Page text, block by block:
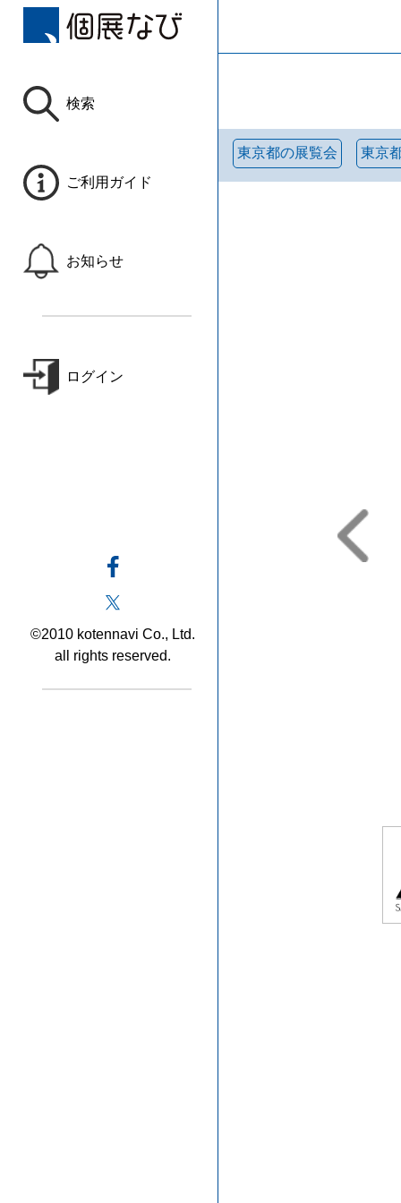
検索
ご利用ガイド
お知らせ
ログイン
©2010 kotennavi Co., Ltd.
all rights reserved.
東京都の展覧会 東京